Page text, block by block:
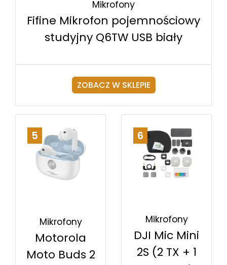
Mikrofony
Fifine Mikrofon pojemnościowy
studyjny Q6TW USB biały
ZOBACZ W SKLEPIE
5
Mikrofony
Motorola
Moto Buds 2
6
Mikrofony
DJI Mic Mini
2S (2 TX + 1